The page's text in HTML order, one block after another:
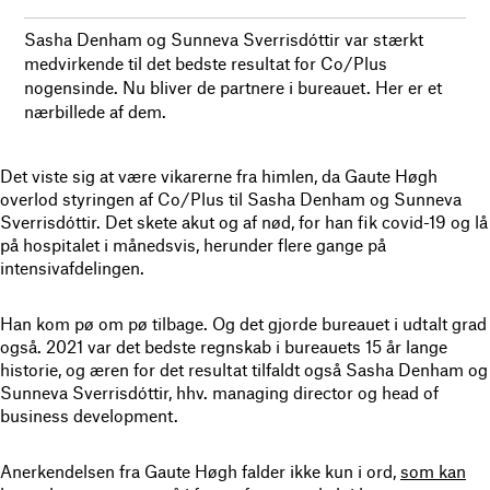
Sasha Denham og Sunneva Sverrisdóttir var stærkt
medvirkende til det bedste resultat for Co/Plus
nogensinde. Nu bliver de partnere i bureauet. Her er et
nærbillede af dem.
Det viste sig at være vikarerne fra himlen, da Gaute Høgh
overlod styringen af Co/Plus til Sasha Denham og Sunneva
Sverrisdóttir. Det skete akut og af nød, for han fik covid-19 og lå
på hospitalet i månedsvis, herunder flere gange på
intensivafdelingen.
Han kom pø om pø tilbage. Og det gjorde bureauet i udtalt grad
også. 2021 var det bedste regnskab i bureauets 15 år lange
historie, og æren for det resultat tilfaldt også Sasha Denham og
Sunneva Sverrisdóttir, hhv. managing director og head of
business development.
Anerkendelsen fra Gaute Høgh falder ikke kun i ord, som kan